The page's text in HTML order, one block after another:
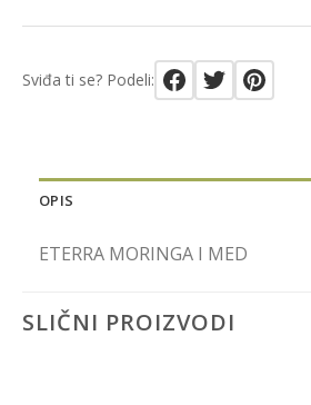
Sviđa ti se? Podeli:
OPIS
ETERRA MORINGA I MED
SLIČNI PROIZVODI